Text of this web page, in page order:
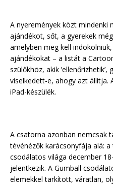
A nyeremények közt
ajándékot, sőt, a gyerekek
amelyben meg kell
ajándékokat – a listát a
szülőkhöz, akik
viselkedett-e, ahogy azt állítja.
iPad-készülék.
A csatorna azonban nemcsak
tévénézők karácsonyfája alá:
csodálatos világa december
jelentkezik. A Gumball
elemekkel tarkított, váratlan,